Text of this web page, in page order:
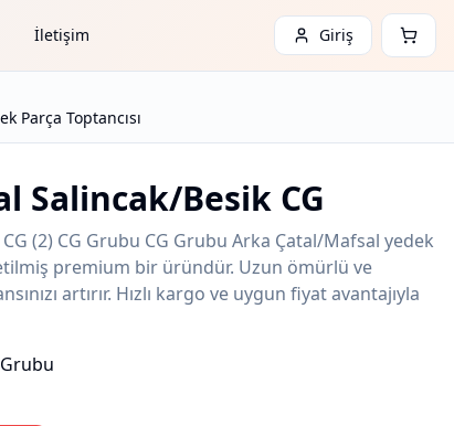
İletişim Giriş
Parça Toptancısı
Salincak/Besik CG
(2) CG Grubu CG Grubu Arka Çatal/Mafsal yedek
premium bir üründür. Uzun ömürlü ve
artırır. Hızlı kargo ve uygun fiyat avantajıyla